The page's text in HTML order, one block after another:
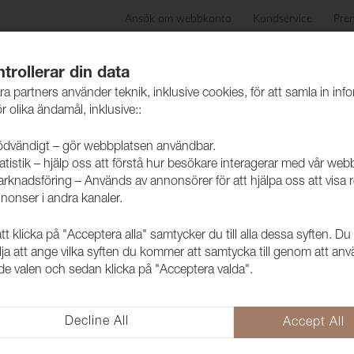
Ansök om webbkonto Kundservice
Produkter Skötselråd
Tyg Arcade
1001722
Arcade är en microfiber, eller
och snygg kvalitet i många
större mångfald i en inredning.
din data
partners använder teknik, inklusive cookies, för att samla in
olika ändamål, inklusive::
– gör webbplatsen användbar.
– hjälp oss att förstå hur besökare interagerar med vår
– Används av annonsörer för att hjälpa oss att visa
i andra kanaler.
klicka på "Acceptera alla" samtycker du till alla dessa syften. Du
att ange vilka syften du kommer att samtycka till genom att
valen och sedan klicka på "Acceptera valda".
Decline All Accept All